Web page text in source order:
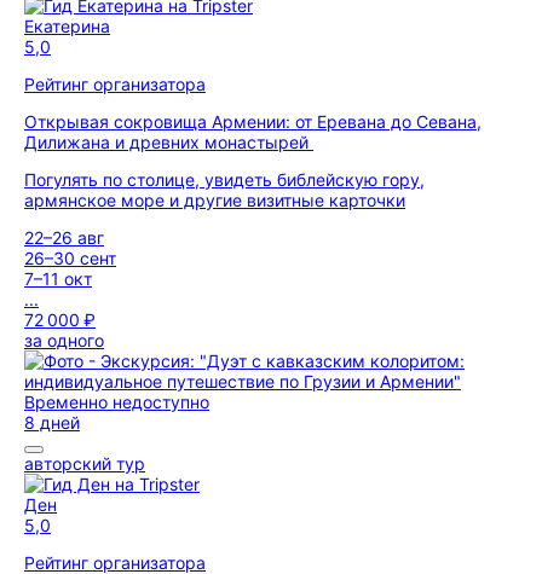
Екатерина
5,0
Рейтинг организатора
Открывая сокровища Армении: от Еревана до Севана,
Дилижана и древних монастырей
Погулять по столице, увидеть библейскую гору,
армянское море и другие визитные карточки
22–26 авг
26–30 сент
7–11 окт
...
72 000 ₽
за одного
Временно недоступно
8 дней
авторский тур
Ден
5,0
Рейтинг организатора